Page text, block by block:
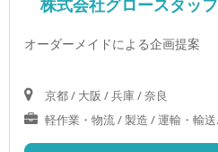
オーダーメイドによる企画提案
京都 / 大阪 / 兵庫 / 奈良
軽作業・物流 / 製造 / 運輸・輸送サービス / オフィス